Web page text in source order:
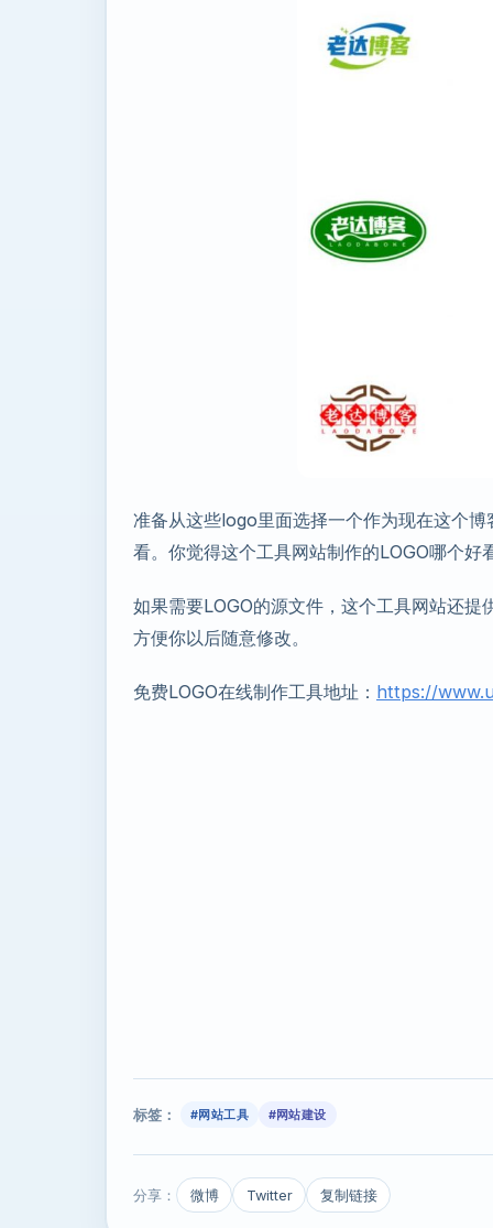
准备从这些logo里面选择一个作为现在这个
看。你觉得这个工具网站制作的LOGO哪个好
如果需要LOGO的源文件，这个工具网站还
方便你以后随意修改。
免费LOGO在线制作工具地址： https://
标签： #网站工具 #网站建设
分享： 微博 Twitter 复制链接